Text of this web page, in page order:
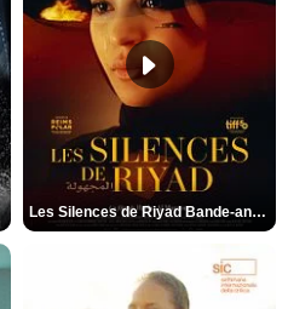
Les Silences de Riyad Bande-annonce VO STFR